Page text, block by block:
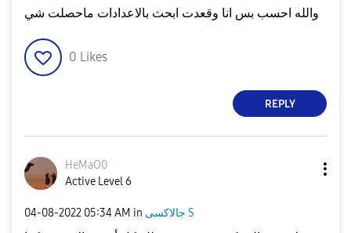
والله احسب بس انا وقعدت ابحث بالاعدادات ماحصلت شي
0 Likes
REPLY
HeMaO0
Active Level 6
‎04-08-2022 05:34 AM in جالاكسى S